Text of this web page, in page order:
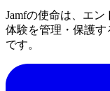
Jamfの使命は、エ
体験を管理・保護す
です。